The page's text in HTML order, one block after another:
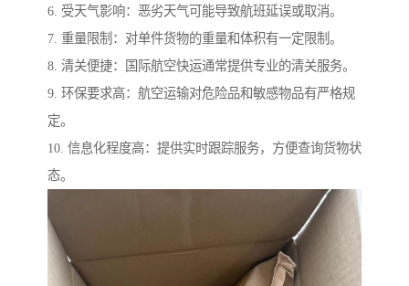
6. 受天气影响：恶劣天气可能导致航班延误或取消。
7. 重量限制：对单件货物的重量和体积有一定限制。
8. 清关便捷：国际航空快运通常提供专业的清关服务。
9. 环保要求高：航空运输对危险品和敏感物品有严格规
定。
10. 信息化程度高：提供实时跟踪服务，方便查询货物状
态。